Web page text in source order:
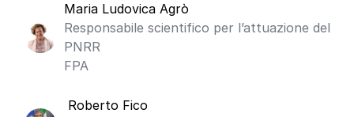
Maria Ludovica Agrò
Responsabile scientifico per l’attuazione del
PNRR
FPA
Roberto Fico